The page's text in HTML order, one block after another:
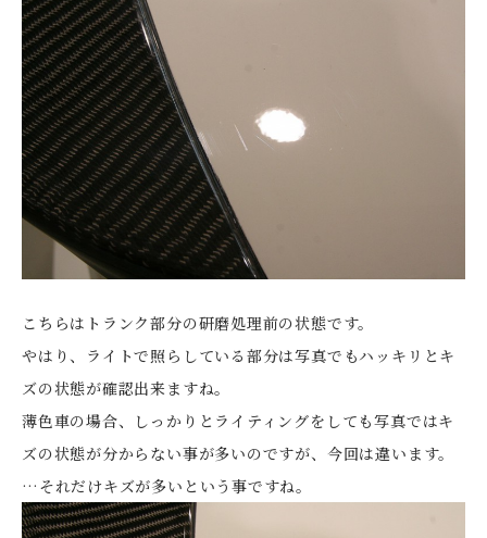
こちらはトランク部分の研磨処理前の状態です。
やはり、ライトで照らしている部分は写真でもハッキリとキ
ズの状態が確認出来ますね。
薄色車の場合、しっかりとライティングをしても写真ではキ
ズの状態が分からない事が多いのですが、今回は違います。
…それだけキズが多いという事ですね。